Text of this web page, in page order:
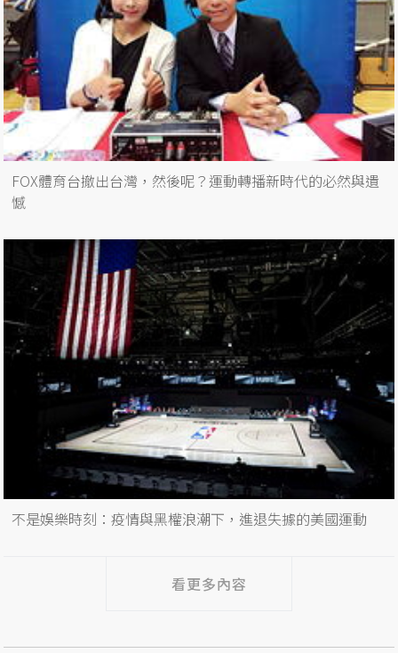
FOX體育台撤出台灣，然後呢？運動轉播新時代的必然與遺
憾
不是娛樂時刻：疫情與黑權浪潮下，進退失據的美國運動
看更多內容